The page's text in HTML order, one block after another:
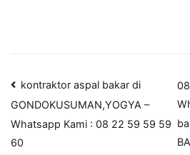
Post
navigation
kontraktor aspal bakar di
GONDOKUSUMAN,YOGYA –
Whatsapp Kami : 08 22 59 59 59
60